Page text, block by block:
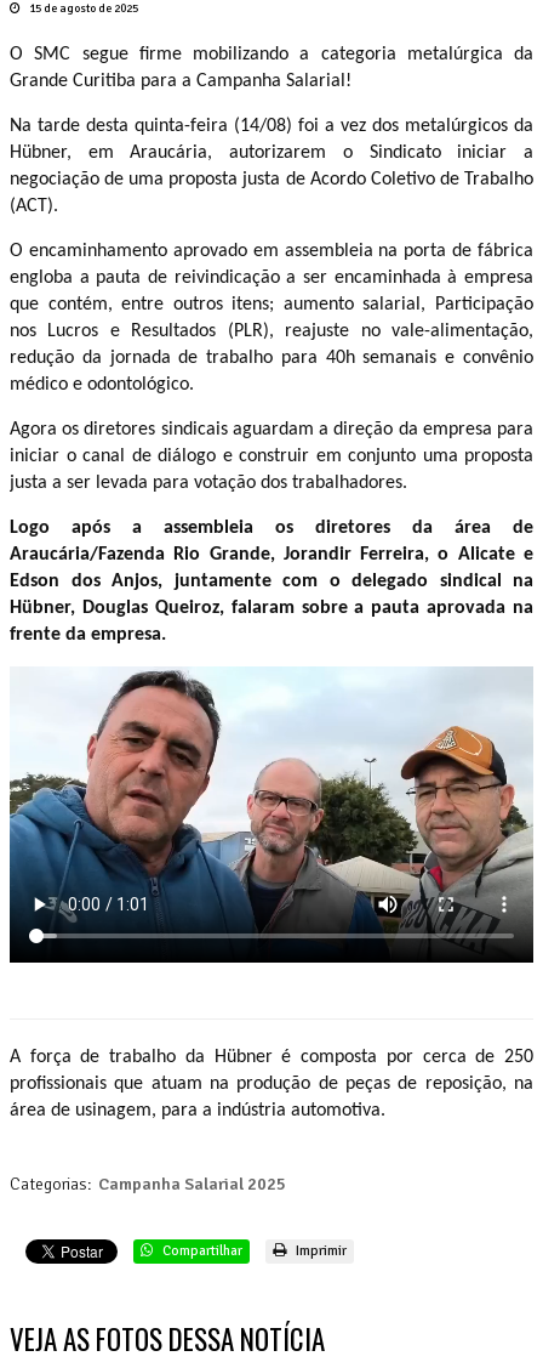
15 de agosto de 2025
O SMC segue firme mobilizando a categoria metalúrgica da
Grande Curitiba para a Campanha Salarial!
Na tarde desta quinta-feira (14/08) foi a vez dos metalúrgicos da
Hübner, em Araucária, autorizarem o Sindicato iniciar a
negociação de uma proposta justa de Acordo Coletivo de Trabalho
(ACT).
O encaminhamento aprovado em assembleia na porta de fábrica
engloba a pauta de reivindicação a ser encaminhada à empresa
que contém, entre outros itens; aumento salarial, Participação
nos Lucros e Resultados (PLR), reajuste no vale-alimentação,
redução da jornada de trabalho para 40h semanais e convênio
médico e odontológico.
Agora os diretores sindicais aguardam a direção da empresa para
iniciar o canal de diálogo e construir em conjunto uma proposta
justa a ser levada para votação dos trabalhadores.
Logo após a assembleia os diretores da área de
Araucária/Fazenda Rio Grande, Jorandir Ferreira, o Alicate e
Edson dos Anjos, juntamente com o delegado sindical na
Hübner, Douglas Queiroz, falaram sobre a pauta aprovada na
frente da empresa.
A força de trabalho da Hübner é composta por cerca de 250
profissionais que atuam na produção de peças de reposição, na
área de usinagem, para a indústria automotiva.
Categorias: Campanha Salarial 2025
Compartilhar Imprimir
VEJA AS FOTOS DESSA NOTÍCIA